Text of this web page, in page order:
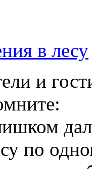
в лесу
и
по